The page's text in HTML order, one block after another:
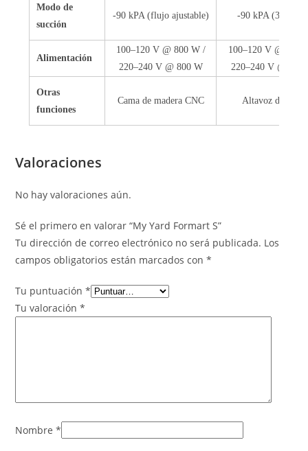
Modo de
succión
-90 kPA (flujo ajustable) -90 kPA (3
Alimentación
100–120 V @ 800 W /
220–240 V @ 800 W
100–120 V @
220–240 V @
Otras
funciones
Cama de madera CNC Altavoz de alerta
Valoraciones
No hay valoraciones aún.
Sé el primero en valorar “My Yard Formart S”
Tu dirección de correo electrónico no será publicada. Los
campos obligatorios están marcados con*
Tu puntuación*
Tu valoración*
Nombre*